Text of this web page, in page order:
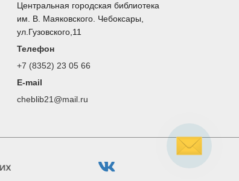
Центральная городская библиотека
им. В. Маяковского. Чебоксары,
ул.Гузовского,11
Телефон
+7 (8352) 23 05 66
E-mail
cheblib21@mail.ru